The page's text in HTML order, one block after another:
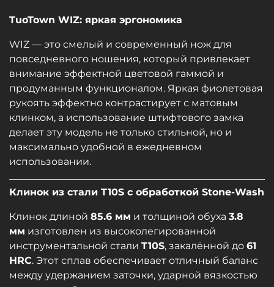
TuoTown WIZ: яркая эргономика
WIZ — это смелый и современный нож для
повседневного ношения, который привлекает
внимание эффектной цветовой гаммой и
продуманным функционалом. Яркая фиолетовая
рукоять эффектно контрастирует с матовым
клинком, а использование штифтового замка
делает эту модель не только стильной, но и
максимально удобной в ежедневном
использовании.
Клинок из стали T10S с обработкой Stone-Wash
Клинок длиной 85.6 мм и толщиной обуха 3.8
мм изготовлен из высоколегированной
инструментальной стали T10S, закалённой до 61
HRC. Этот сплав обеспечивает отличный баланс
между удержанием заточки, ударной вязкостью